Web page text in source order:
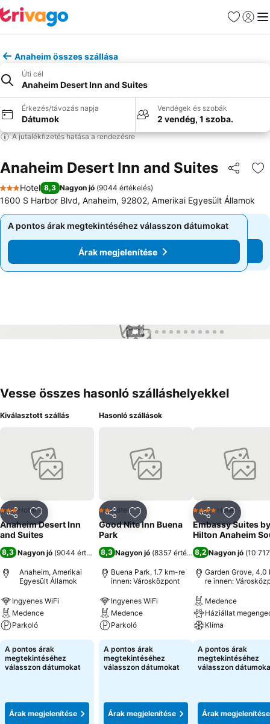
Kedvencek
Anaheim összes szállása
Úti cél
Anaheim Desert Inn and Suites
Érkezés/távozás napja
Dátumok
Vendégek és szobák
2 vendég, 1 szoba.
A jutalékfizetés hatása a rendezésre
Anaheim Desert Inn and Suites
3 Kategória
Hotel 8,3 Nagyon jó (9044 értékelés)
1600 S Harbor Blvd, Anaheim, 92802, Amerikai Egyesült Államok
A pontos árak megtekintéséhez válasszon dátumokat
Árak megjelenítése
A pontos árak megtekintéséhez válasszon dátumokat
Árak megjelenítése
1 / 13
Vesse összes hasonló szálláshelyekkel
Kiválasztott szállás
MegosztásHozzáadás a kedvencekhez
3 Kategória
Hotel
Anaheim Desert Inn
and Suites
8,3 Nagyon jó (9044 értékelés)
Anaheim, Amerikai
Egyesült Államok
Ingyenes WiFi
Medence
Parkoló
A pontos árak
megtekintéséhez
válasszon dátumokat
Árak megjelenítése
Hasonló szállások
MegosztásHozzáadás a kedvencekhez
2 Kategória
Hotel
Good Nite Inn Buena
Park
8,3 Nagyon jó (8357 értékelés)
Buena Park, 1.7 km-re
innen: Városközpont
Ingyenes WiFi
Medence
Parkoló
A pontos árak
megtekintéséhez
válasszon dátumokat
Árak megjelenítése
Megosztás
4 Kategória
Hotel
Embassy Suites by
Hilton Anaheim
8,2 Nagyon jó (10
Garden Grove, 4.0
re innen:
Medence
Háziállat
Klíma
A pontos árak
megtekintéséhez
válasszon
Árak megjelenítése